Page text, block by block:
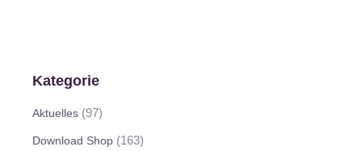
Kategorie
Aktuelles (97)
Download Shop (163)